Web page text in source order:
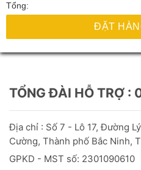
Tổng:
ĐẶT
TỔNG ĐÀI HỖ TRỢ :
Địa chỉ : Số 7 - Lô 17, Đường
Cường, Thành phố Bắc Ninh,
GPKD - MST số: 2301090610